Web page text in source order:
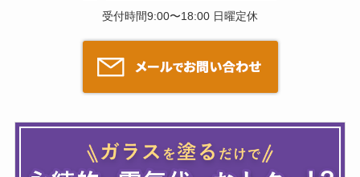
受付時間9:00〜18:00 日曜定休